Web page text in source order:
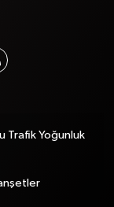
Trafik Yoğunluk